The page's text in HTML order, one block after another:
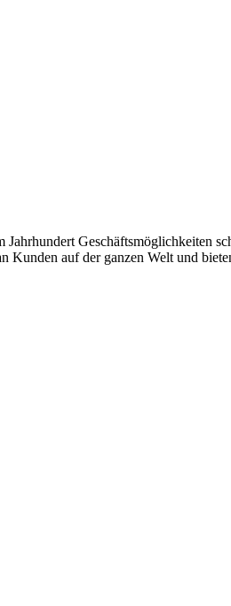
Geschäftsmöglichkeiten
auf der ganzen Welt und